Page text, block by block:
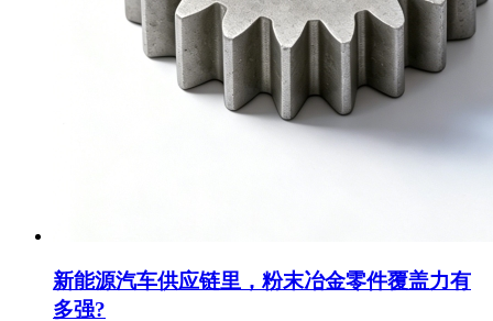
新能源汽车供应链里，粉末冶金零件覆盖力有
多强?